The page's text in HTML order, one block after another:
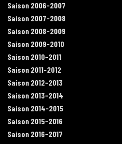
Saison 2006-2007
Saison 2007-2008
Saison 2008-2009
Saison 2009-2010
Saison 2010-2011
Saison 2011-2012
Saison 2012-2013
Saison 2013-2014
Saison 2014-2015
Saison 2015-2016
Saison 2016-2017